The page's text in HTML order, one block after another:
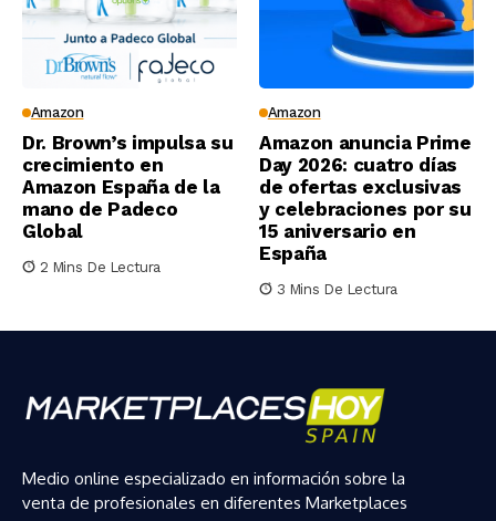
Amazon
Dr. Brown’s impulsa su
crecimiento en
Amazon España de la
mano de Padeco
Global
2 Mins De Lectura
Amazon
Amazon anuncia Prime
Day 2026: cuatro días
de ofertas exclusivas
y celebraciones por su
15 aniversario en
España
3 Mins De Lectura
Medio online especializado en información sobre la
venta de profesionales en diferentes Marketplaces